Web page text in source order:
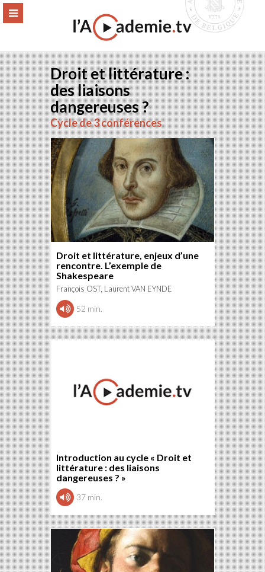
Aller
MENU
Droit et littérature :
des liaisons
dangereuses ?
Cycle de 3 conférences
Droit et littérature, enjeux d’une
rencontre. L’exemple de
Shakespeare
François OST, Laurent VAN EYNDE
52 min.
Introduction au cycle « Droit et
littérature : des liaisons
dangereuses ? »
37 min.